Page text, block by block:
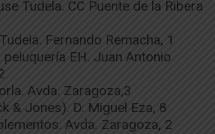
Tudela. CC Puente de la Ribera
Fernando Remacha, 1
EH. Juan Antonio
Avda. Zaragoza,3
& Jones). D. Miguel Eza, 8
Avda. Zaragoza, 2